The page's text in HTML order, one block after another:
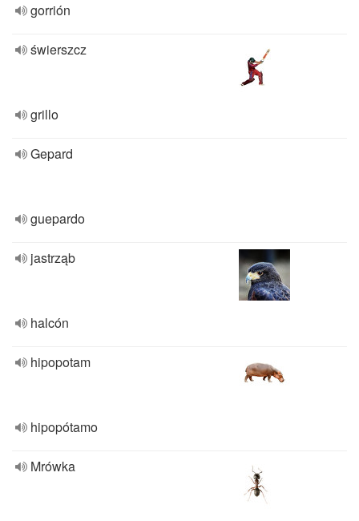
gorrión
świerszcz
grillo
Gepard
guepardo
jastrząb
halcón
hipopotam
hipopótamo
Mrówka